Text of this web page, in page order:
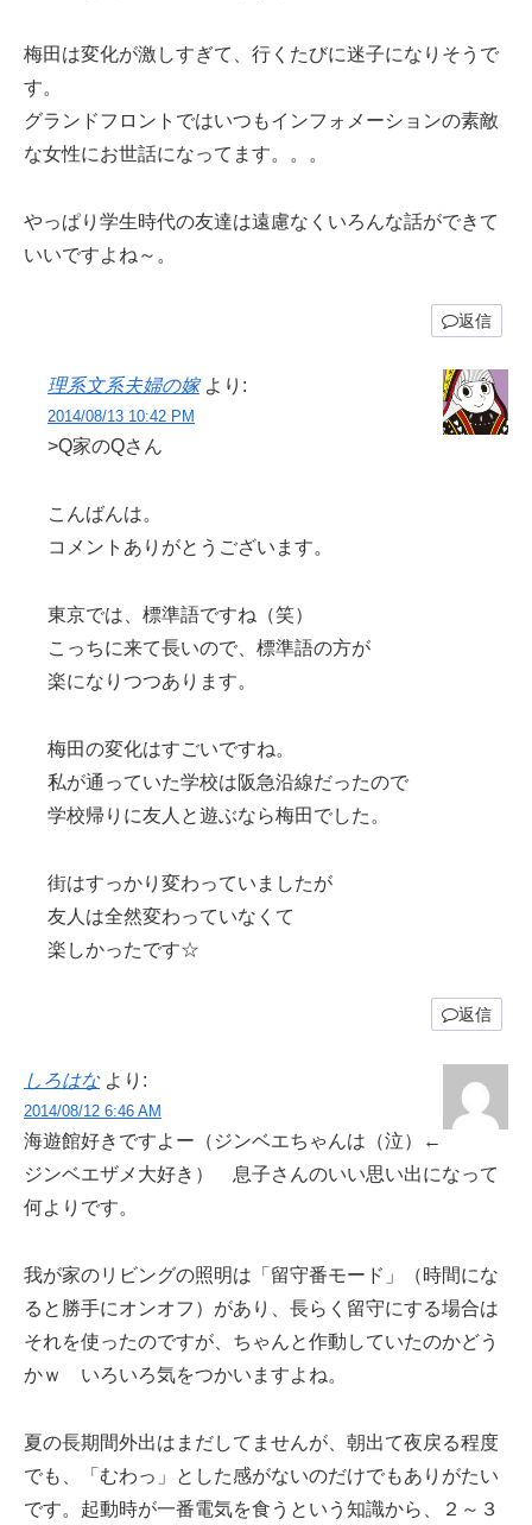
梅田は変化が激しすぎて、行くたびに迷子になりそうで
す。
グランドフロントではいつもインフォメーションの素敵
な女性にお世話になってます。。。
やっぱり学生時代の友達は遠慮なくいろんな話ができて
いいですよね～。
返信
理系文系夫婦の嫁 より:
2014/08/13 10:42 PM
>Q家のQさん
こんばんは。
コメントありがとうございます。
東京では、標準語ですね（笑）
こっちに来て長いので、標準語の方が
楽になりつつあります。
梅田の変化はすごいですね。
私が通っていた学校は阪急沿線だったので
学校帰りに友人と遊ぶなら梅田でした。
街はすっかり変わっていましたが
友人は全然変わっていなくて
楽しかったです☆
返信
しろはな より:
2014/08/12 6:46 AM
海遊館好きですよー（ジンベエちゃんは（泣）←
ジンベエザメ大好き） 息子さんのいい思い出になって
何よりです。
我が家のリビングの照明は「留守番モード」（時間にな
ると勝手にオンオフ）があり、長らく留守にする場合は
それを使ったのですが、ちゃんと作動していたのかどう
かｗ いろいろ気をつかいますよね。
夏の長期間外出はまだしてませんが、朝出て夜戻る程度
でも、「むわっ」とした感がないのだけでもありがたい
です。起動時が一番電気を食うという知識から、２～３